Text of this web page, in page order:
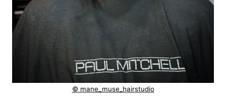
© mane_muse_hairstudio